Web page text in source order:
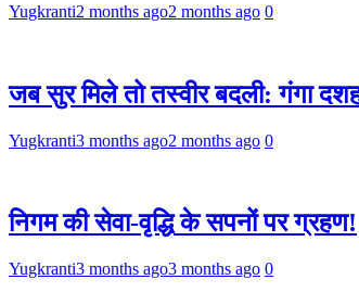
Yugkranti2 months ago2 months ago 0
जब सुर मिले तो तस्वीर बदली: गंगा
Yugkranti3 months ago2 months ago 0
निगम की सेवा-वृद्धि के सपनों पर ग्रहण!
Yugkranti3 months ago3 months ago 0